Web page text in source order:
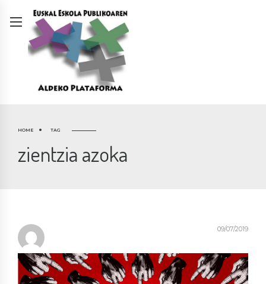
HOME TAG
zientzia azoka
09/07/2019